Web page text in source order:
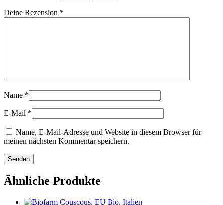
Deine Rezension *
Name *
E-Mail *
Name, E-Mail-Adresse und Website in diesem Browser für
meinen nächsten Kommentar speichern.
Ähnliche Produkte